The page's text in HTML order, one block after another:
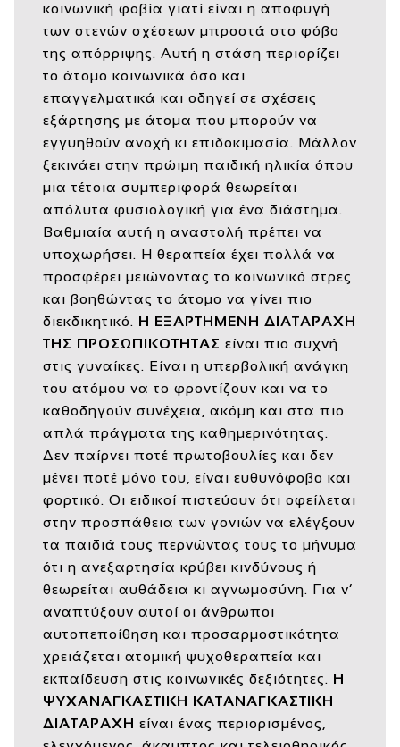
κοινωνική φοβία γιατί είναι η αποφυγή
των στενών σχέσεων μπροστά στο φόβο
της απόρριψης. Αυτή η στάση περιορίζει
το άτομο κοινωνικά όσο και
επαγγελματικά και οδηγεί σε σχέσεις
εξάρτησης με άτομα που μπορούν να
εγγυηθούν ανοχή κι επιδοκιμασία. Μάλλον
ξεκινάει στην πρώιμη παιδική ηλικία όπου
μια τέτοια συμπεριφορά θεωρείται
απόλυτα φυσιολογική για ένα διάστημα.
Βαθμιαία αυτή η αναστολή πρέπει να
υποχωρήσει. Η θεραπεία έχει πολλά να
προσφέρει μειώνοντας το κοινωνικό στρες
και βοηθώντας το άτομο να γίνει πιο
διεκδικητικό. Η ΕΞΑΡΤΗΜΕΝΗ ΔΙΑΤΑΡΑΧΗ
ΤΗΣ ΠΡΟΣΩΠΙΚΟΤΗΤΑΣ είναι πιο συχνή
στις γυναίκες. Είναι η υπερβολική ανάγκη
του ατόμου να το φροντίζουν και να το
καθοδηγούν συνέχεια, ακόμη και στα πιο
απλά πράγματα της καθημερινότητας.
Δεν παίρνει ποτέ πρωτοβουλίες και δεν
μένει ποτέ μόνο του, είναι ευθυνόφοβο και
φορτικό. Οι ειδικοί πιστεύουν ότι οφείλεται
στην προσπάθεια των γονιών να ελέγξουν
τα παιδιά τους περνώντας τους το μήνυμα
ότι η ανεξαρτησία κρύβει κινδύνους ή
θεωρείται αυθάδεια κι αγνωμοσύνη. Για ν’
αναπτύξουν αυτοί οι άνθρωποι
αυτοπεποίθηση και προσαρμοστικότητα
χρειάζεται ατομική ψυχοθεραπεία και
εκπαίδευση στις κοινωνικές δεξιότητες. Η
ΨΥΧΑΝΑΓΚΑΣΤΙΚΗ ΚΑΤΑΝΑΓΚΑΣΤΙΚΗ
ΔΙΑΤΑΡΑΧΗ είναι ένας περιορισμένος,